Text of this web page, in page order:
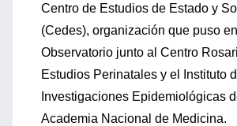
Centro de Estudios de Estado y
(Cedes), organización que puso
Observatorio junto al Centro
Estudios Perinatales y el Instituto
Investigaciones Epidemiológicas
Academia Nacional de Medicina.